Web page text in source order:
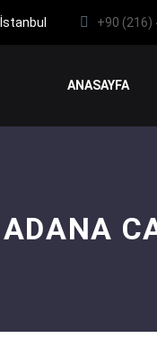
+90 (216)
ANASAYFA
ADANA